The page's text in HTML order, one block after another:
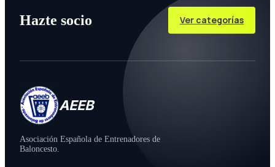
Hazte socio Ver categorías
AEEB
Asociación Española de Entrenadores de
Baloncesto.